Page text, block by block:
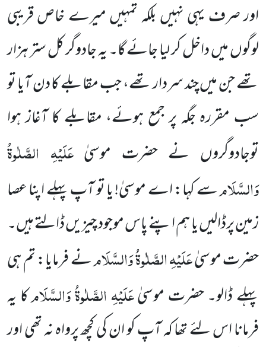
اور صرف یہی نہیں بلکہ تمہیں میرے خاص قریبی
لوگوں میں داخل کر لیا جائے گا۔ یہ جادوگر کل ستر ہزار
تھے جن میں چند سردار تھے، جب مقابلے کا دن آیا تو
سب مقررہ جگہ پر جمع ہوئے، مقابلے کا آغاز ہوا
توجادوگروں نے حضرت موسیٰعَلَیْہِ الصَّلٰوۃُ
وَالسَّلَامسے کہا: اے موسیٰ!یا تو آپ پہلے اپنا عصا
زمین پرڈالیں یا ہم اپنے پاس موجود چیزیں ڈالتے ہیں۔
حضرت موسیٰعَلَیْہِ الصَّلٰوۃُ وَالسَّلَامنے فرمایا:تم ہی
پہلے ڈالو۔ حضرت موسیٰعَلَیْہِ الصَّلٰوۃُ وَالسَّلَامکا یہ
فرمانا اس لئے تھا کہ آپ کو ان کی کچھ پرواہ نہ تھی اور